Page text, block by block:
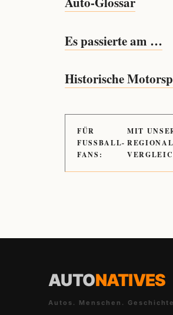
Es passierte am …
Historische
FÜR
FUSSBALL-
FANS:
MIT
AUTONATIVES
Autos. Menschen.